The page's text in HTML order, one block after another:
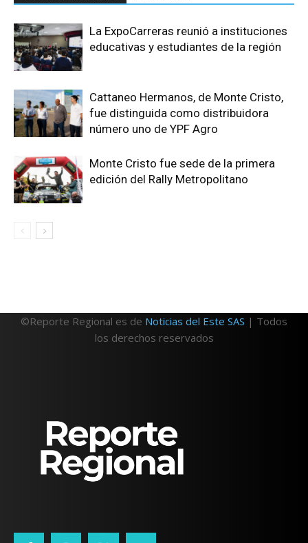
La ExpoCarreras reunió a instituciones
educativas y estudiantes de la región
Cattaneo Hermanos, de Monte Cristo,
fue distinguida como distribuidora
número uno de YPF Agro
Monte Cristo fue sede de la primera
edición del Rally Metropolitano
©Reporte Regional es de Noticias del Este SAS | Todos
los derechos reservados